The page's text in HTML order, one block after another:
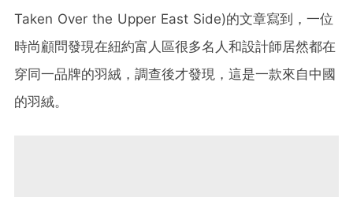
Taken Over the Upper East Side)的文章寫到，一位
時尚顧問發現在紐約富人區很多名人和設計師居然都在
穿同一品牌的羽絨，調查後才發現，這是一款來自中國
的羽絨。